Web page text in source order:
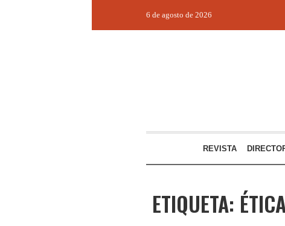
6 de agosto de 2026
REVISTA
ETIQUETA: